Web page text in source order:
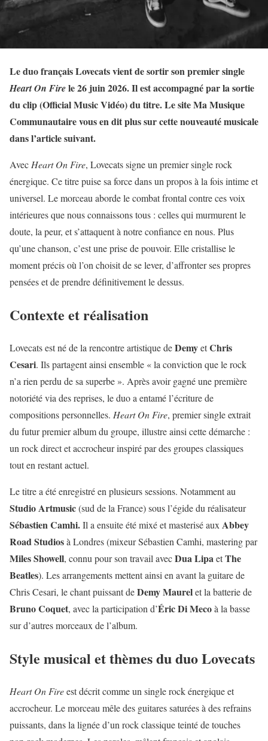
Le duo français Lovecats vient de sortir son premier single
Heart On Firele 26 juin 2026. Il est accompagné par la sortie
du clip (Official Music Vidéo) du titre. Le site Ma Musique
Communautaire vous en dit plus sur cette nouveauté musicale
dans l’article suivant.
Avec Heart On Fire, Lovecats signe un premier single rock
énergique. Ce titre puise sa force dans un propos à la fois intime et
universel. Le morceau aborde le combat frontal contre ces voix
intérieures que nous connaissons tous : celles qui murmurent le
doute, la peur, et s’attaquent à notre confiance en nous. Plus
qu’une chanson, c’est une prise de pouvoir. Elle cristallise le
moment précis où l’on choisit de se lever, d’affronter ses propres
pensées et de prendre définitivement le dessus.
Contexte et réalisation
Lovecats est né de la rencontre artistique deDemyetChris
Cesari. Ils partagent ainsi ensemble « la conviction que le rock
n’a rien perdu de sa superbe ». Après avoir gagné une première
notoriété via des reprises, le duo a entamé l’écriture de
compositions personnelles. Heart On Fire, premier single extrait
du futur premier album du groupe, illustre ainsi cette démarche :
un rock direct et accrocheur inspiré par des groupes classiques
tout en restant actuel.
Le titre a été enregistré en plusieurs sessions. Notamment au
Studio Artmusic(sud de la France) sous l’égide du réalisateur
Sébastien Camhi.Il a ensuite été mixé et masterisé aux Abbey
Road Studiosà Londres (mixeur Sébastien Camhi, mastering par
MilesShowell, connu pour son travail avecDua LipaetThe
Beatles). Les arrangements mettent ainsi en avant la guitare de
Chris Cesari, le chant puissant deDemy Maurelet la batterie de
Bruno Coquet, avec la participation d’Éric Di Mecoà la basse
sur d’autres morceaux de l’album.
Style musical et thèmes du duo Lovecats
Heart On Fireest décrit comme un single rock énergique et
accrocheur. Le morceau mêle des guitares saturées à des refrains
puissants, dans la lignée d’un rock classique teinté de touches